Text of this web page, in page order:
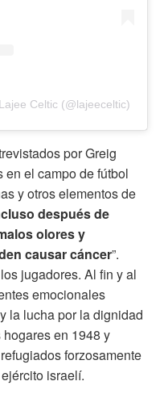
Celtic (@lajeeceltic)
por Greig
el campo de fútbol
y otros elementos de
después de
olores y
causar cáncer”.
jugadores. Al fin y al
emocionales
la lucha por la dignidad
en 1948 y
forzosamente
israelí.